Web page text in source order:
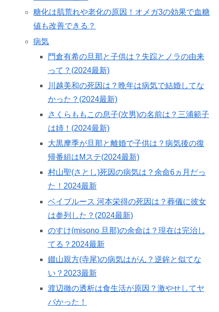
糖化は肌荒れや老化の原因！オメガ3の効果で血糖
値も改善できる？
病気
門倉有希の旦那と子供は？失踪とノラの由来
って？(2024最新)
川越美和の死因は？晩年は病気で結婚してな
かった？(2024最新)
さくらももこの息子(次男)の名前は？三浦範子
は姉！(2024最新)
大黒摩季が旦那と離婚で子供は？病気後の復
帰番組はMステ(2024最新)
村山聖(さとし)死因の病気は？余命6ヵ月だっ
た！2024最新
ベイブルース 河本栄得の死因は？葬儀に彼女
は参列した？(2024最新)
のすけ(misono 旦那)の余命は？現在は完治し
てる？2024最新
錣山親方(寺尾)の病気はがん？逆鉾と似てな
い？2023最新
渡辺徹の透析は食生活が原因？激やせしてヤ
バかった！